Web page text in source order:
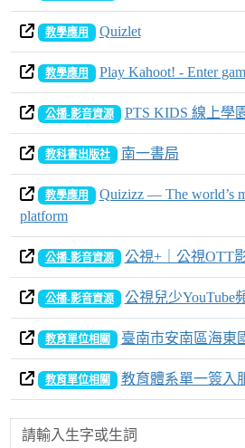
教學應用 Quizlet
教學應用 Play Kahoot! - Enter
公播-影音資源 PTS KIDS 線上學
教科書出版社 南一書局
教學應用
Quizizz — The world’s
platform
公播-影音資源 公視+｜公視OTT
公播-影音資源 公視兒少YouTube
教育單位相關 臺南市安南區海東
教育單位相關 教育體系單一簽入
請輸入生字或生詞